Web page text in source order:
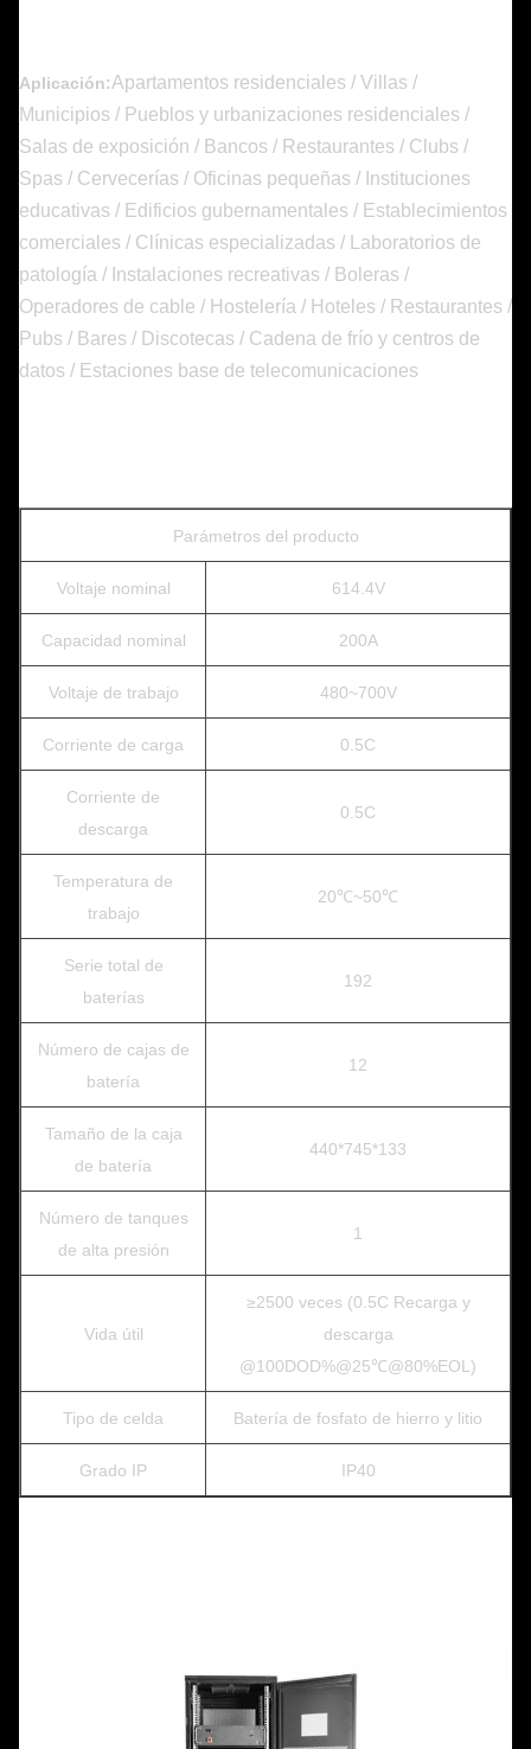
Aplicación:Apartamentos residenciales / Villas /
Municipios / Pueblos y urbanizaciones residenciales /
Salas de exposición / Bancos / Restaurantes / Clubs /
Spas / Cervecerías / Oficinas pequeñas / Instituciones
educativas / Edificios gubernamentales / Establecimientos
comerciales / Clínicas especializadas / Laboratorios de
patología / Instalaciones recreativas / Boleras /
Operadores de cable / Hostelería / Hoteles / Restaurantes /
Pubs / Bares / Discotecas / Cadena de frío y centros de
datos / Estaciones base de telecomunicaciones
Parámetros del producto
Voltaje nominal 614.4V
Capacidad nominal 200A
Voltaje de trabajo 480~700V
Corriente de carga 0.5C
Corriente de
descarga
0.5C
Temperatura de
trabajo
20℃~50℃
Serie total de
baterías
192
Número de cajas de
batería
12
Tamaño de la caja
de batería
440*745*133
Número de tanques
de alta presión
1
Vida útil
≥2500 veces (0.5C Recarga y
descarga
@100DOD%@25℃@80%EOL)
Tipo de celda Batería de fosfato de hierro y litio
Grado IP IP40